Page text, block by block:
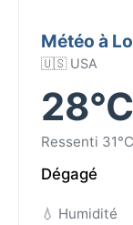
Météo à
🇺🇸 USA
28°C
Ressenti 31°C
Dégagé
💧 Humidité